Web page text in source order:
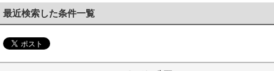
最近検索した条件一覧